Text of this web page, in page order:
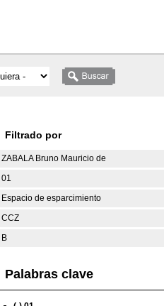
Filtrado por
ZABALA Bruno Mauricio de
01
Espacio de esparcimiento
CCZ
B
Palabras clave